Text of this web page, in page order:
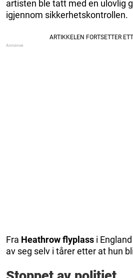
artisten ble tatt med en ulovlig
igjennom sikkerhetskontrollen.
Fra Heathrow flyplass i
av seg selv i tårer etter at hun